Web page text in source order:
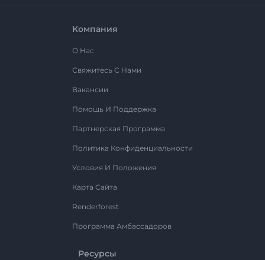
Компания
О Нас
Свяжитесь С Нами
Вакансии
Помощь И Поддержка
Партнерская Программа
Политика Конфиденциальности
Условия И Положения
Карта Сайта
Renderforest
Программа Амбассадоров
Ресурсы